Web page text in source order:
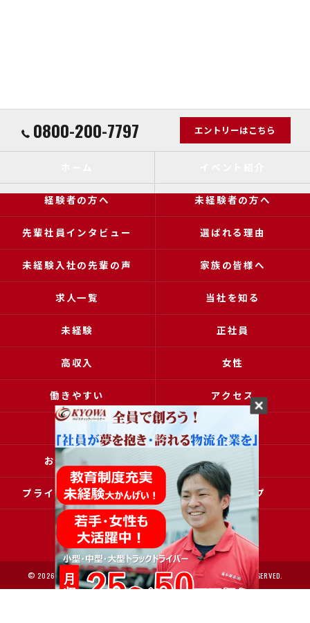
0800-200-7797 エントリーはこちら
経験者の方へ 未経験者の方へ
先輩社員インタビュー 選ばれる理由
未経験入社の先輩の声 家族の皆様へ
求人一覧 当社を知る
未経験 正社員
高収入 女性
働きやすい アクセス
お問い合わせ 採用申込
プライバシーポリシー サイトマップ
© 2026 大阪で運送の求人なら協和運送株式会社 ALL RIGHTS RESERVED.